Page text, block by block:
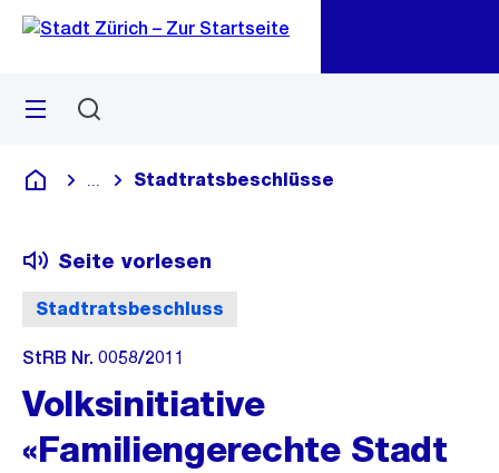
Navigation
Sprunglink
Menü
Deutsch
Blende alle Breadcrumbs ein
Stadtratsbeschlüsse
Stadtratsbeschluss
Seite vorlesen
StRB Nr. 0058/2011
Volksinitiative
«Familiengerechte Stadt